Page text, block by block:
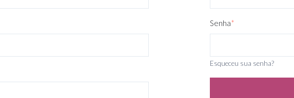
Senha*
Esqueceu sua senha?